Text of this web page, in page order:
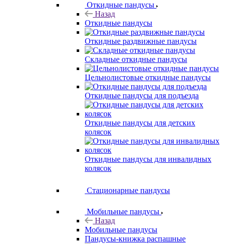
Откидные пандусы
Назад
Откидные пандусы
Откидные раздвижные пандусы
Складные откидные пандусы
Цельнолистовые откидные пандусы
Откидные пандусы для подъезда
Откидные пандусы для детских
колясок
Откидные пандусы для инвалидных
колясок
Стационарные пандусы
Мобильные пандусы
Назад
Мобильные пандусы
Пандусы-книжка распашные